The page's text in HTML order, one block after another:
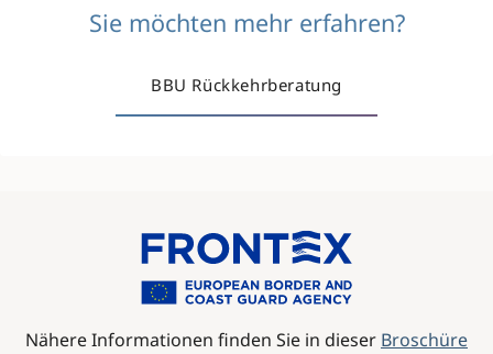
Sie möchten mehr erfahren?
BBU Rückkehrberatung
Nähere Informationen finden Sie in dieser Broschüre